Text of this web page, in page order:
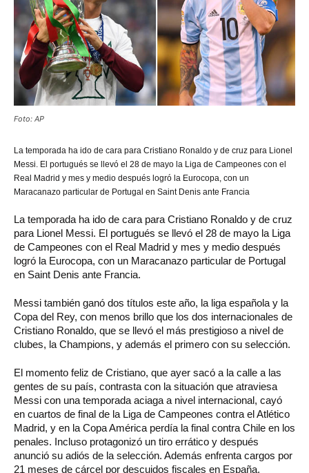
Foto: AP
La temporada ha ido de cara para Cristiano Ronaldo y de cruz para Lionel
Messi. El portugués se llevó el 28 de mayo la Liga de Campeones con el
Real Madrid y mes y medio después logró la Eurocopa, con un
Maracanazo particular de Portugal en Saint Denis ante Francia
La temporada ha ido de cara para Cristiano Ronaldo y de cruz
para Lionel Messi. El portugués se llevó el 28 de mayo la Liga
de Campeones con el Real Madrid y mes y medio después
logró la Eurocopa, con un Maracanazo particular de Portugal
en Saint Denis ante Francia.
Messi también ganó dos títulos este año, la liga española y la
Copa del Rey, con menos brillo que los dos internacionales de
Cristiano Ronaldo, que se llevó el más prestigioso a nivel de
clubes, la Champions, y además el primero con su selección.
El momento feliz de Cristiano, que ayer sacó a la calle a las
gentes de su país, contrasta con la situación que atraviesa
Messi con una temporada aciaga a nivel internacional, cayó
en cuartos de final de la Liga de Campeones contra el Atlético
Madrid, y en la Copa América perdía la final contra Chile en los
penales. Incluso protagonizó un tiro errático y después
anunció su adiós de la selección. Además enfrenta cargos por
21 meses de cárcel por descuidos fiscales en España.